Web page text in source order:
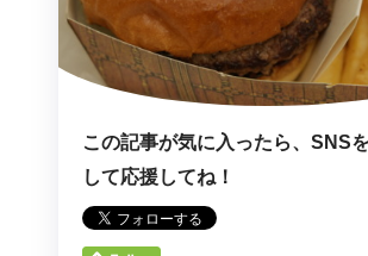
この記事が気に入ったら、SNS
して応援してね！